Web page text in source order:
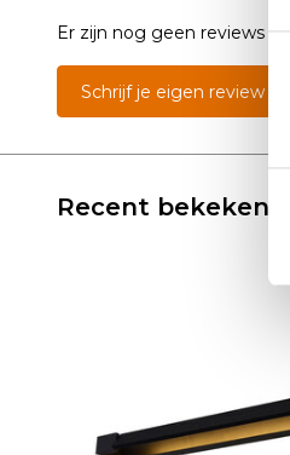
Er zijn nog geen reviews
Schrijf je eigen review
Recent bekeken